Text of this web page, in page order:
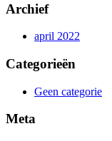
Archief
april 2022
Categorieën
Geen categorie
Meta